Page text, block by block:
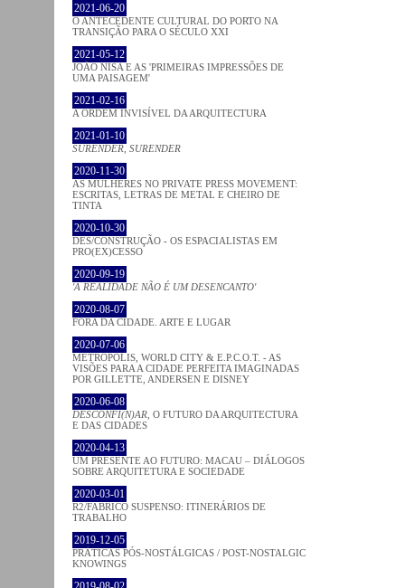
2021-06-20
O ANTECEDENTE CULTURAL DO PORTO NA
TRANSIÇÃO PARA O SÉCULO XXI
2021-05-12
JOÃO NISA E AS 'PRIMEIRAS IMPRESSÕES DE
UMA PAISAGEM'
2021-02-16
A ORDEM INVISÍVEL DA ARQUITECTURA
2021-01-10
SURENDER, SURENDER
2020-11-30
AS MULHERES NO PRIVATE PRESS MOVEMENT:
ESCRITAS, LETRAS DE METAL E CHEIRO DE
TINTA
2020-10-30
DES/CONSTRUÇÃO - OS ESPACIALISTAS EM
PRO(EX)CESSO
2020-09-19
'A REALIDADE NÃO É UM DESENCANTO'
2020-08-07
FORA DA CIDADE. ARTE E LUGAR
2020-07-06
METROPOLIS, WORLD CITY & E.P.C.O.T. - AS
VISÕES PARA A CIDADE PERFEITA IMAGINADAS
POR GILLETTE, ANDERSEN E DISNEY
2020-06-08
DESCONFI(N)AR , O FUTURO DA ARQUITECTURA
E DAS CIDADES
2020-04-13
UM PRESENTE AO FUTURO: MACAU – DIÁLOGOS
SOBRE ARQUITETURA E SOCIEDADE
2020-03-01
R2/FABRICO SUSPENSO: ITINERÁRIOS DE
TRABALHO
2019-12-05
PRÁTICAS PÓS-NOSTÁLGICAS / POST-NOSTALGIC
KNOWINGS